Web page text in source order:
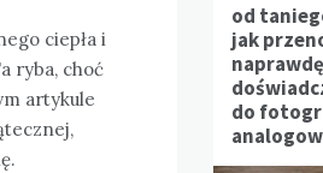
ciepła i
ryba, choć
artykule
od
jak
do